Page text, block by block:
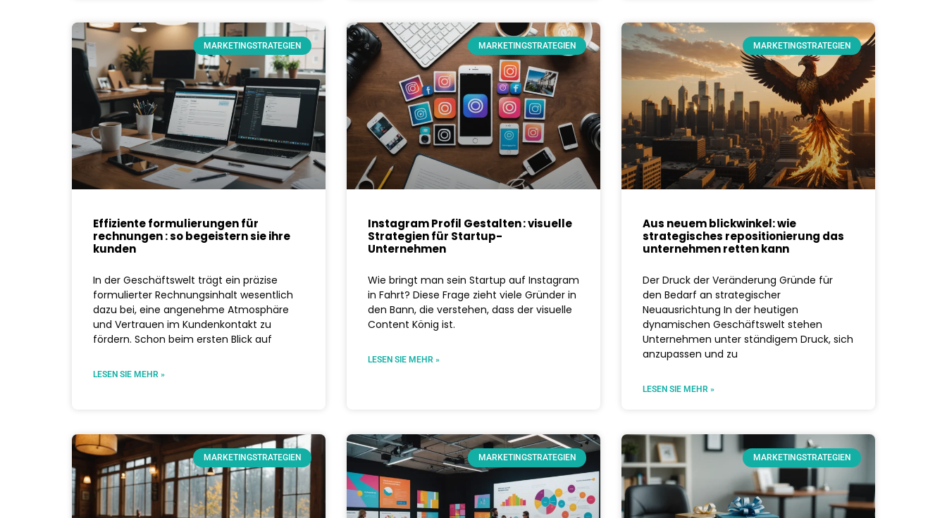
MARKETINGSTRATEGIEN
Effiziente formulierungen für
rechnungen : so begeistern sie ihre
kunden
In der Geschäftswelt trägt ein präzise
formulierter Rechnungsinhalt wesentlich
dazu bei, eine angenehme Atmosphäre
und Vertrauen im Kundenkontakt zu
fördern. Schon beim ersten Blick auf
LESEN SIE MEHR »
MARKETINGSTRATEGIEN
Instagram Profil Gestalten : visuelle
Strategien für Startup-
Unternehmen
Wie bringt man sein Startup auf Instagram
in Fahrt? Diese Frage zieht viele Gründer in
den Bann, die verstehen, dass der visuelle
Content König ist.
LESEN SIE MEHR »
MARKETINGSTRATEGIEN
Aus neuem blickwinkel: wie
strategisches repositionierung das
unternehmen retten kann
Der Druck der Veränderung Gründe für
den Bedarf an strategischer
Neuausrichtung In der heutigen
dynamischen Geschäftswelt stehen
Unternehmen unter ständigem Druck, sich
anzupassen und zu
LESEN SIE MEHR »
MARKETINGSTRATEGIEN MARKETINGSTRATEGIEN MARKETINGSTRATEGIEN